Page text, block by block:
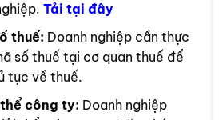
Tải tại đây
thuế: Doanh nghiệp cần thực
số thuế tại cơ quan thuế để
tục về thuế.
công ty: Doanh nghiệp